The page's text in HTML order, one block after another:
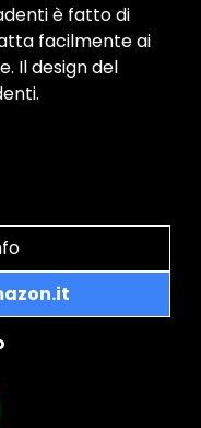
è fatto di
facilmente ai
Il design del